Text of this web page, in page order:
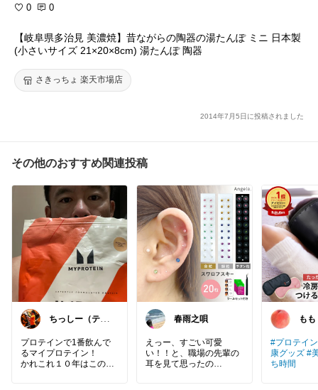
太ももの上に置いたり、長時間お世話になっています。
結構お湯も必要ですし。
そのまま捨てるのはもったいないので、私は冷めたお湯は洗濯用
に使ったりしています。
もう電気毛布・敷布は使わなくて済みそうです。
ありがとうございました！
0 0
【岐阜県多治見 美濃焼】昔ながらの陶器の湯たんぽ ミニ 日本製
(小さいサイズ 21×20×8cm) 湯たんぽ 陶器
さきっちょ 楽天市場店
2014年7月5日に投稿されました
その他のおすすめ関連投稿
ちっしー（テニ
プロテインで1番飲んで
るマイプロテイン！
かれこれ１０年はこのプ
春雨之唄
えっー、すごい可愛
い！！と、職場の先輩の
耳を見て思ったの
もも
#プロテイン
康グッズ #
ち時間